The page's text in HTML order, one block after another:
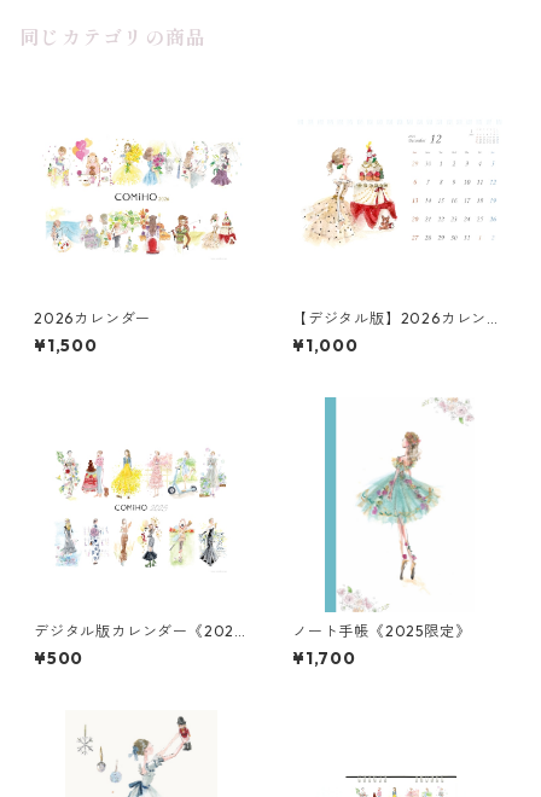
同じカテゴリの商品
2026カレンダー
¥1,500
【デジタル版】2026カレンダ
ー
¥1,000
デジタル版カレンダー《2025
限定》
¥500
ノート手帳《2025限定》
¥1,700